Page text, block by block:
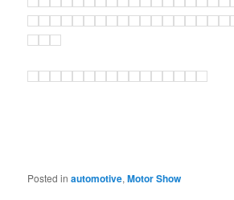
Posted in automotive,Motor Show